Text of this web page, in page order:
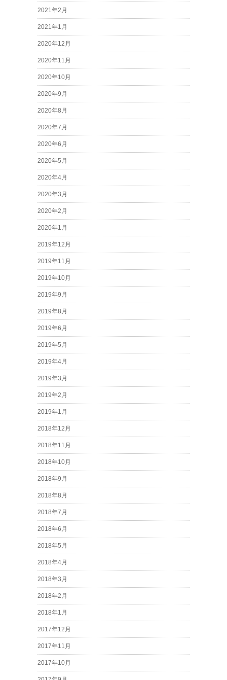
2021年2月
2021年1月
2020年12月
2020年11月
2020年10月
2020年9月
2020年8月
2020年7月
2020年6月
2020年5月
2020年4月
2020年3月
2020年2月
2020年1月
2019年12月
2019年11月
2019年10月
2019年9月
2019年8月
2019年6月
2019年5月
2019年4月
2019年3月
2019年2月
2019年1月
2018年12月
2018年11月
2018年10月
2018年9月
2018年8月
2018年7月
2018年6月
2018年5月
2018年4月
2018年3月
2018年2月
2018年1月
2017年12月
2017年11月
2017年10月